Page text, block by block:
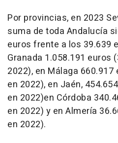
Por provincias, en 2023
suma de toda Andalucía
euros frente a los 39.639
Granada 1.058.191 euros
2022), en Málaga
en 2022), en Jaén,
en 2022)en Córdoba
en 2022) y en Almería
en 2022).